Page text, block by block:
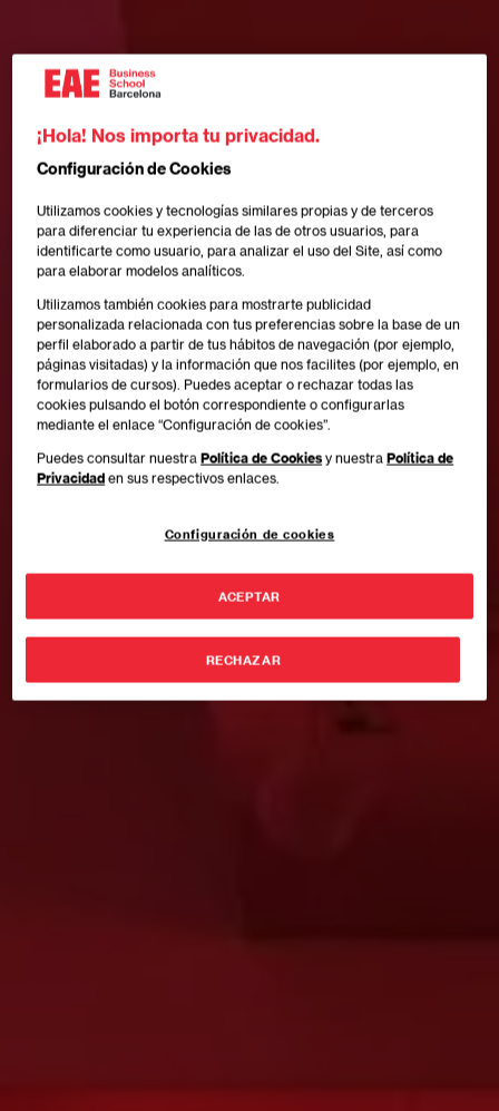
¡Hola! Nos importa tu privacidad.
Configuración de Cookies
Utilizamos cookies y tecnologías similares propias y de terceros
para diferenciar tu experiencia de las de otros usuarios, para
identificarte como usuario, para analizar el uso del Site, así como
para elaborar modelos analíticos.
Utilizamos también cookies para mostrarte publicidad
personalizada relacionada con tus preferencias sobre la base de un
perfil elaborado a partir de tus hábitos de navegación (por ejemplo,
páginas visitadas) y la información que nos facilites (por ejemplo, en
formularios de cursos). Puedes aceptar o rechazar todas las
cookies pulsando el botón correspondiente o configurarlas
mediante el enlace “Configuración de cookies”.
Puedes consultar nuestraPolítica de Cookies y nuestraPolítica de
Privacidad en sus respectivos enlaces.
Configuración de cookies
RECHAZAR
ACEPTAR